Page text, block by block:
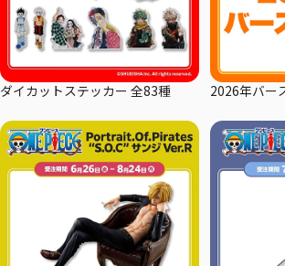
ダイカットステッカー 全83種 2026年バー